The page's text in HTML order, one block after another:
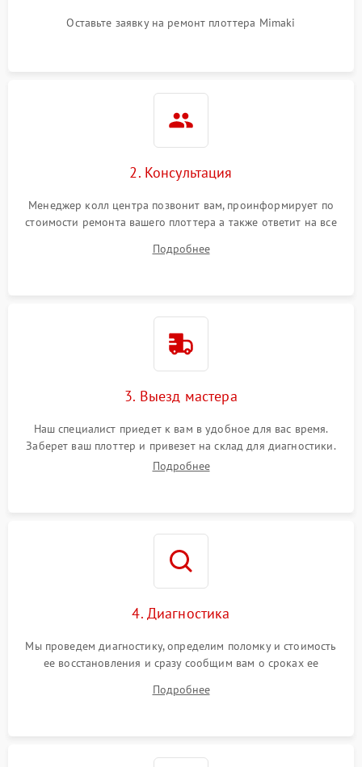
Оставьте заявку на ремонт плоттера Mimaki
2. Консультация
Менеджер колл центра позвонит вам, проинформирует по
стоимости ремонта вашего плоттера а также ответит на все
Подробнее
3. Выезд мастера
Наш специалист приедет к вам в удобное для вас время.
Заберет ваш плоттер и привезет на склад для диагностики.
Подробнее
4. Диагностика
Мы проведем диагностику, определим поломку и стоимость
ее восстановления и сразу сообщим вам о сроках ее
Подробнее